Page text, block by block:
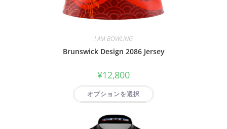
I AM BOWLING
Brunswick Design 2086 Jersey
¥12,800
オプションを選択